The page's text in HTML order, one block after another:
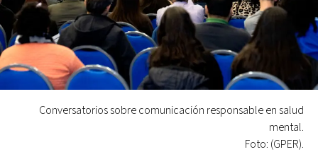
Conversatorios sobre comunicación responsable en salud
mental.
Foto: (GPER).